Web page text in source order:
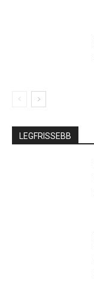
LEGFRISSEBB